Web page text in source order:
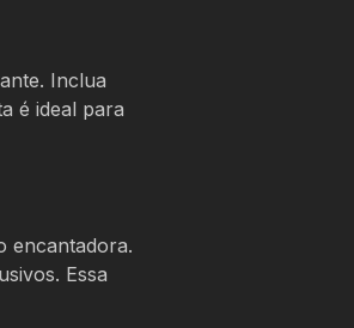
Inclua
é ideal para
encantadora.
Essa